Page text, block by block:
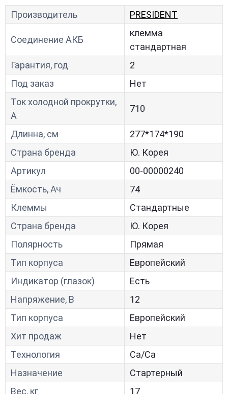
Производитель PRESIDENT
Соединение АКБ
клемма
стандартная
Гарантия, год
2
Под заказ
Нет
Ток холодной прокрутки,
A
710
Длинна, см
277*174*190
Страна бренда
Ю. Корея
Артикул
00-00000240
Ёмкость, Ач
74
Клеммы
Стандартные
Страна бренда
Ю. Корея
Полярность
Прямая
Тип корпуса
Европейский
Индикатор (глазок)
Есть
Напряжение, В
12
Тип корпуса
Европейский
Хит продаж
Нет
Технология
Са/Са
Назначение
Стартерный
Вес, кг
17